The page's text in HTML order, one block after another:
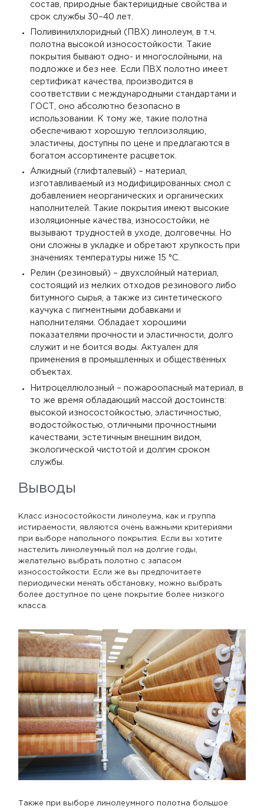
состав, природные бактерицидные свойства и
срок службы 30–40 лет.
Поливинилхлоридный (ПВХ) линолеум, в т.ч.
полотна высокой износостойкости. Такие
покрытия бывают одно- и многослойными, на
подложке и без нее. Если ПВХ полотно имеет
сертификат качества, производится в
соответствии с международными стандартами и
ГОСТ, оно абсолютно безопасно в
использовании. К тому же, такие полотна
обеспечивают хорошую теплоизоляцию,
эластичны, доступны по цене и предлагаются в
богатом ассортименте расцветок.
Алкидный (глифталевый) – материал,
изготавливаемый из модифицированных смол с
добавлением неорганических и органических
наполнителей. Такие покрытия имеют высокие
изоляционные качества, износостойки, не
вызывают трудностей в уходе, долговечны. Но
они сложны в укладке и обретают хрупкость при
значениях температуры ниже 15 °С.
Релин (резиновый) – двухслойный материал,
состоящий из мелких отходов резинового либо
битумного сырья, а также из синтетического
каучука с пигментными добавками и
наполнителями. Обладает хорошими
показателями прочности и эластичности, долго
служит и не боится воды. Актуален для
применения в промышленных и общественных
объектах.
Нитроцеллюлозный – пожароопасный материал, в
то же время обладающий массой достоинств:
высокой износостойкостью, эластичностью,
водостойкостью, отличными прочностными
качествами, эстетичным внешним видом,
экологической чистотой и долгим сроком
службы.
Выводы
Класс износостойкости линолеума, как и группа
истираемости, являются очень важными критериями
при выборе напольного покрытия. Если вы хотите
настелить линолеумный пол на долгие годы,
желательно выбрать полотно с запасом
износостойкости. Если же вы предпочитаете
периодически менять обстановку, можно выбрать
более доступное по цене покрытие более низкого
класса.
Также при выборе линолеумного полотна большое